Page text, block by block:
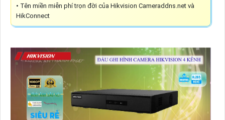
• Tên miền miễn phí trọn đời của Hikvision Cameraddns.net và
HikConnect